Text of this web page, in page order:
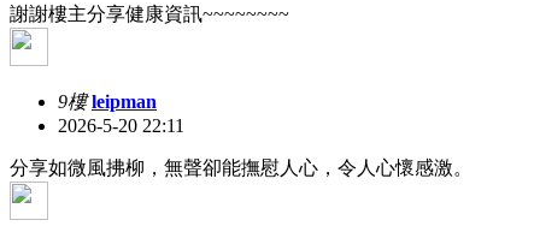
謝謝樓主分享健康資訊~~~~~~~~
9樓 leipman
2026-5-20 22:11
分享如微風拂柳，無聲卻能撫慰人心，令人心懷感激。